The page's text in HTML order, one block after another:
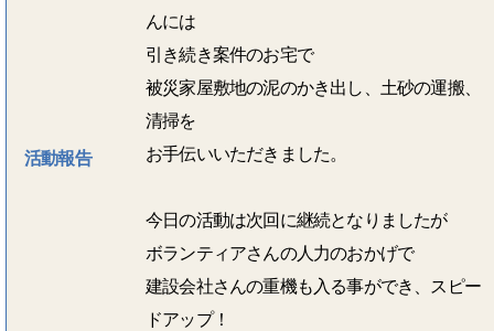
活動報告
んには
引き続き案件のお宅で
被災家屋敷地の泥のかき出し、土砂の運搬、
清掃を
お手伝いいただきました。
今日の活動は次回に継続となりましたが
ボランティアさんの人力のおかげで
建設会社さんの重機も入る事ができ、スピー
ドアップ！